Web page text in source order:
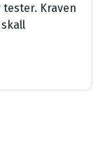
Kraven